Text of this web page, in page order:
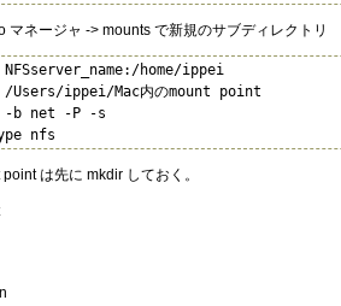
マネージャ -> mounts で新規のサブディレクトリ
NFSserver_name:/home/ippei
ippei/Mac内のmount point
-b net -P -s
nfs
は先に mkdir しておく。